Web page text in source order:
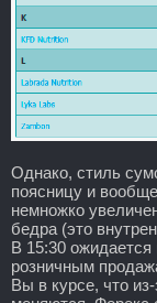
Однако, стиль
поясницу и
немножко
бедра (это
В 15:30 ожидается
розничным
Вы в курсе, что